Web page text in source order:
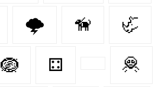
🌩️ 🦮 🦏
🪺 ⚃ 🦧